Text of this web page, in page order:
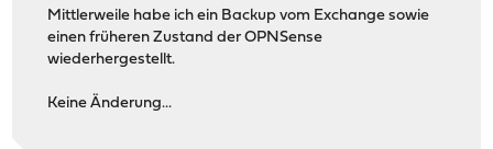
Mittlerweile habe ich ein Backup vom Exchange sowie
einen früheren Zustand der OPNSense
wiederhergestellt.
Keine Änderung...